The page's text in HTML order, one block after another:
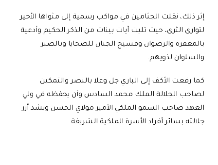
إثر ذلك، نقلت الجثامين في مواكب رسمية إلى مثواها الأخير
لتوارى الثرى، حيث تليت آيات بينات من الذكر الحكيم وأدعية
بالمغفرة والرضوان وفسيح الجنان للضحايا وبالصبر
والسلوان لذويهم.
كما رفعت الأكف إلى الباري جل وعلا بالنصر والتمكين
لصاحب الجلالة الملك محمد السادس وأن يحفظه في ولي
العهد صاحب السمو الملكي الأمير مولاي الحسن ويشد أزر
جلالته بسائر أفراد الأسرة الملكية الشريفة.